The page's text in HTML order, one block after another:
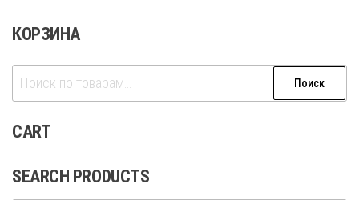
КОРЗИНА
Искать: Поиск
CART
SEARCH PRODUCTS